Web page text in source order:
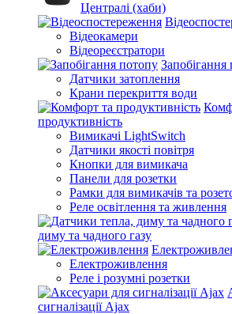
Централі (хаби)
Відеокамери
Відеореєстратори
Запобігання
Датчики затоплення
Крани перекриття води
продуктивність
Вимикачі LightSwitch
Датчики якості повітря
Кнопки для вимикача
Панели для розетки
Рамки для вимикачів та
Реле освітлення та живлення
диму та чадного газу
Електроживлення
Реле і розумні розетки
сигналізації Ajax